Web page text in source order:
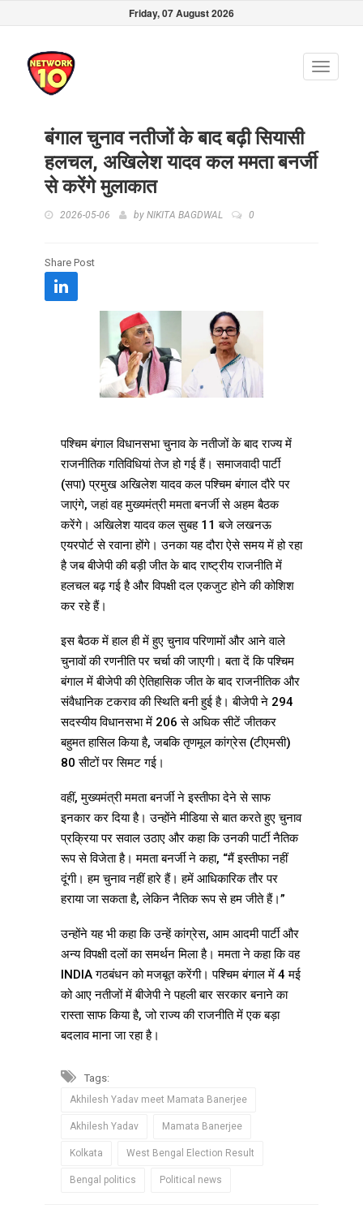
Friday, 07 August 2026
Toggle
बंगाल चुनाव नतीजों के बाद बढ़ी सियासी
हलचल, अखिलेश यादव कल ममता बनर्जी
से करेंगे मुलाकात
2026-05-06 by NIKITA BAGDWAL 0
Share Post
पश्चिम बंगाल विधानसभा चुनाव के नतीजों के बाद राज्य में
राजनीतिक गतिविधियां तेज हो गई हैं। समाजवादी पार्टी
(सपा) प्रमुख अखिलेश यादव कल पश्चिम बंगाल दौरे पर
जाएंगे, जहां वह मुख्यमंत्री ममता बनर्जी से अहम बैठक
करेंगे। अखिलेश यादव कल सुबह 11 बजे लखनऊ
एयरपोर्ट से रवाना होंगे। उनका यह दौरा ऐसे समय में हो रहा
है जब बीजेपी की बड़ी जीत के बाद राष्ट्रीय राजनीति में
हलचल बढ़ गई है और विपक्षी दल एकजुट होने की कोशिश
कर रहे हैं।
इस बैठक में हाल ही में हुए चुनाव परिणामों और आने वाले
चुनावों की रणनीति पर चर्चा की जाएगी। बता दें कि पश्चिम
बंगाल में बीजेपी की ऐतिहासिक जीत के बाद राजनीतिक और
संवैधानिक टकराव की स्थिति बनी हुई है। बीजेपी ने 294
सदस्यीय विधानसभा में 206 से अधिक सीटें जीतकर
बहुमत हासिल किया है, जबकि तृणमूल कांग्रेस (टीएमसी)
80 सीटों पर सिमट गई।
वहीं, मुख्यमंत्री ममता बनर्जी ने इस्तीफा देने से साफ
इनकार कर दिया है। उन्होंने मीडिया से बात करते हुए चुनाव
प्रक्रिया पर सवाल उठाए और कहा कि उनकी पार्टी नैतिक
रूप से विजेता है। ममता बनर्जी ने कहा, “मैं इस्तीफा नहीं
दूंगी। हम चुनाव नहीं हारे हैं। हमें आधिकारिक तौर पर
हराया जा सकता है, लेकिन नैतिक रूप से हम जीते हैं।”
उन्होंने यह भी कहा कि उन्हें कांग्रेस, आम आदमी पार्टी और
अन्य विपक्षी दलों का समर्थन मिला है। ममता ने कहा कि वह
INDIA गठबंधन को मजबूत करेंगी। पश्चिम बंगाल में 4 मई
को आए नतीजों में बीजेपी ने पहली बार सरकार बनाने का
रास्ता साफ किया है, जो राज्य की राजनीति में एक बड़ा
बदलाव माना जा रहा है।
Tags:
Akhilesh Yadav meet Mamata Banerjee
Akhilesh Yadav Mamata Banerjee
Kolkata West Bengal Election Result
Bengal politics Political news